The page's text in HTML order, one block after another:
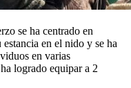
se ha centrado en
en el nido y se ha
en varias
logrado equipar a 2